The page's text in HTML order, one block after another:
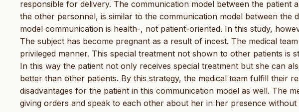
responsible for delivery. The communication model between the patient
the other personnel, is similar to the communication model between the
model communication is health-, not patient-oriented. In this study,
The subject has become pregnant as a result of incest. The medical
privileged manner. This special treatment not shown to other patients is
In this way the patient not only receives special treatment but she can
better than other patients. By this strategy, the medical team fulfill their
disadvantages for the patient in this communication model as well. The
giving orders and speak to each other about her in her presence